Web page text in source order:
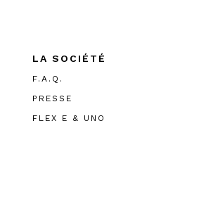
LA SOCIÉTÉ
F.A.Q.
PRESSE
FLEX E & UNO